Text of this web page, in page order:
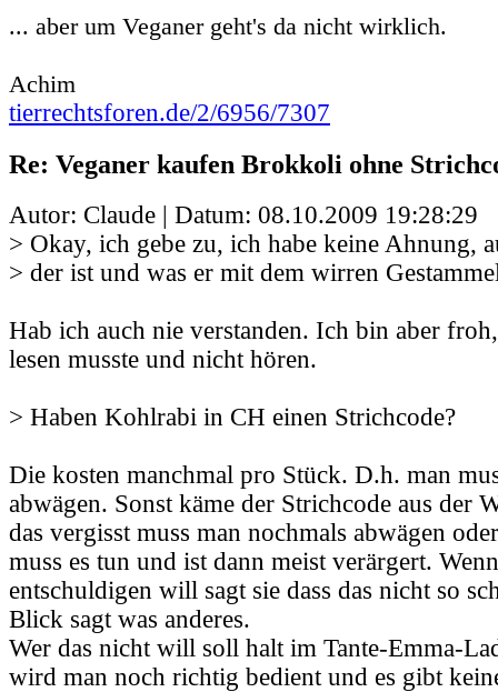
... aber um Veganer geht's da nicht wirklich.
Achim
tierrechtsforen.de/2/6956/7307
Re: Veganer kaufen Brokkoli ohne
Autor: Claude | Datum: 08.10.2009 19:28:29
> Okay, ich gebe zu, ich habe keine Ahnung,
> der ist und was er mit dem wirren
Hab ich auch nie verstanden. Ich bin aber
lesen musste und nicht hören.
> Haben Kohlrabi in CH einen Strichcode?
Die kosten manchmal pro Stück. D.h. man
abwägen. Sonst käme der Strichcode aus der
das vergisst muss man nochmals abwägen
muss es tun und ist dann meist verärgert.
entschuldigen will sagt sie dass das nicht so
Blick sagt was anderes.
Wer das nicht will soll halt im Tante-Emma-
wird man noch richtig bedient und es gibt